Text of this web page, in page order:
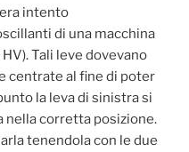
intento
di una macchina
Tali leve dovevano
centrate al fine di poter
la leva di sinistra si
nella corretta posizione.
tenendola con le due